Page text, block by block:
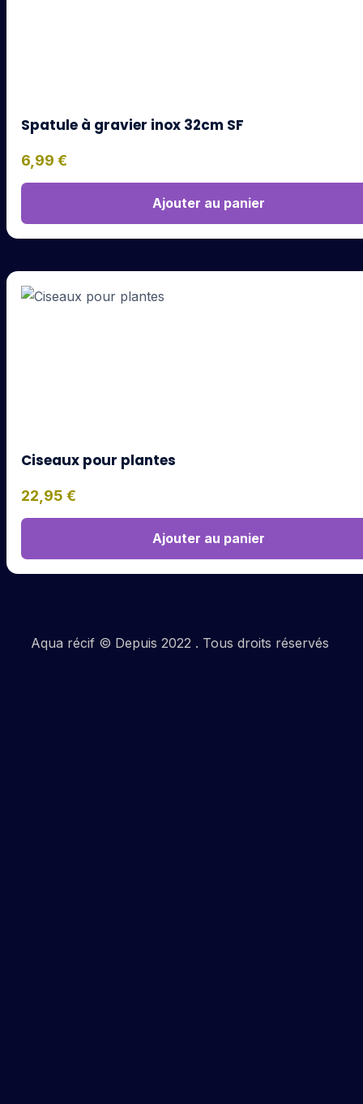
Spatule à gravier inox 32cm SF
6,99 €
Ajouter au panier
Ciseaux pour plantes
22,95 €
Ajouter au panier
Aqua récif © Depuis 2022 . Tous droits réservés